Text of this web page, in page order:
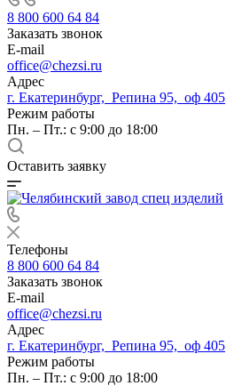
8 800 600 64 84
Заказать звонок
E-mail
office@chezsi.ru
Адрес
г. Екатеринбург, Репина 95, оф 405
Режим работы
Пн. – Пт.: с 9:00 до 18:00
Оставить заявку
Телефоны
8 800 600 64 84
Заказать звонок
E-mail
office@chezsi.ru
Адрес
г. Екатеринбург, Репина 95, оф 405
Режим работы
Пн. – Пт.: с 9:00 до 18:00